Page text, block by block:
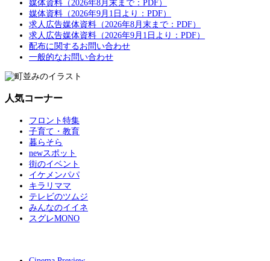
媒体資料（2026年8月末まで：PDF）
媒体資料（2026年9月1日より：PDF）
求人広告媒体資料（2026年8月末まで：PDF）
求人広告媒体資料（2026年9月1日より：PDF）
配布に関するお問い合わせ
一般的なお問い合わせ
人気コーナー
フロント特集
子育て・教育
暮らそら
newスポット
街のイベント
イケメンパパ
キラリママ
テレビのツムジ
みんなのイイネ
スグレMONO